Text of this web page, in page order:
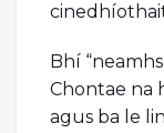
Bhí
Chontae na
agus ba le